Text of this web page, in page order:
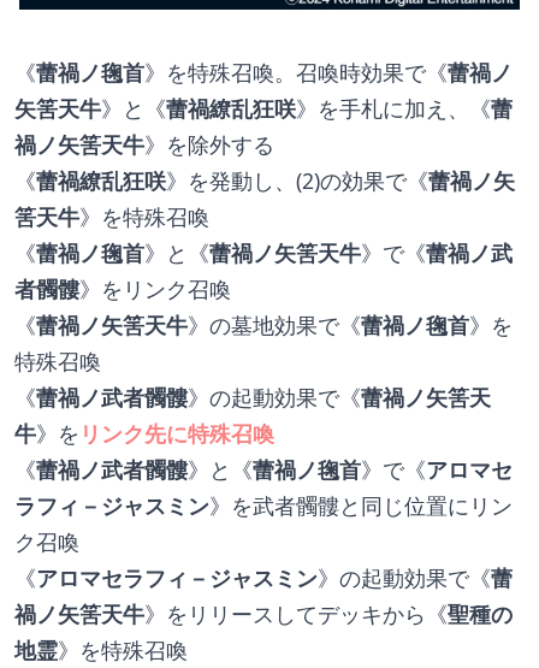
《蕾禍ノ毱首》を特殊召喚。召喚時効果で《蕾禍ノ
矢筈天牛》と《蕾禍繚乱狂咲》を手札に加え、《蕾
禍ノ矢筈天牛》を除外する
《蕾禍繚乱狂咲》を発動し、(2)の効果で《蕾禍ノ矢
筈天牛》を特殊召喚
《蕾禍ノ毱首》と《蕾禍ノ矢筈天牛》で《蕾禍ノ武
者髑髏》をリンク召喚
《蕾禍ノ矢筈天牛》の墓地効果で《蕾禍ノ毱首》を
特殊召喚
《蕾禍ノ武者髑髏》の起動効果で《蕾禍ノ矢筈天
牛》を リンク先に特殊召喚
《蕾禍ノ武者髑髏》と《蕾禍ノ毱首》で《アロマセ
ラフィ－ジャスミン》を武者髑髏と同じ位置にリン
ク召喚
《アロマセラフィ－ジャスミン》の起動効果で《蕾
禍ノ矢筈天牛》をリリースしてデッキから《聖種の
地霊》を特殊召喚